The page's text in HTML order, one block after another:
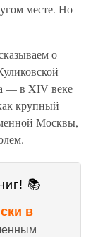
месте. Но
о
— в XIV веке
крупный
Москвы,
📚
в